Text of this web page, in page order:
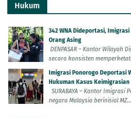
Hukum
342 WNA Dideportasi,
Orang Asing
DENPASAR – Kantor Wilayah
secara konsisten
Imigrasi Ponorogo Deportasi
Hukuman Kasus Keimigrasian
SURABAYA – Kantor
negara Malaysia berinisial MZ...